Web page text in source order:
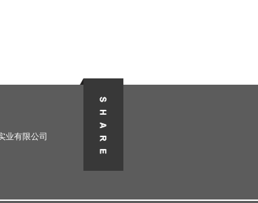
业有限公司